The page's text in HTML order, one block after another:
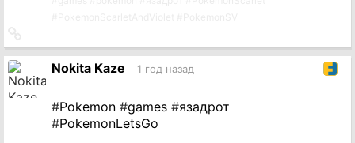
на
источникNokita Kaze 1 год назад
#Pokemon #games #язадрот
#PokemonLetsGo